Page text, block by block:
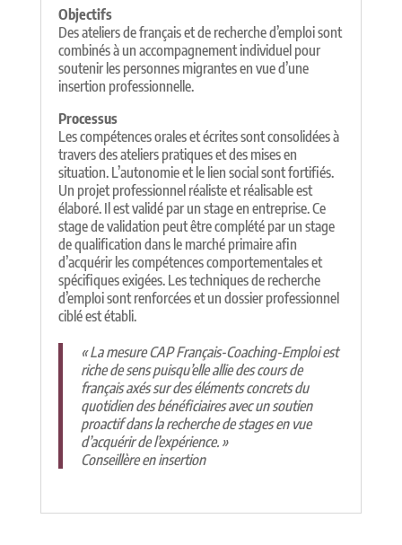
Objectifs
Des ateliers de français et de recherche d’emploi sont
combinés à un accompagnement individuel pour
soutenir les personnes migrantes en vue d’une
insertion professionnelle.
Processus
Les compétences orales et écrites sont consolidées à
travers des ateliers pratiques et des mises en
situation. L’autonomie et le lien social sont fortifiés.
Un projet professionnel réaliste et réalisable est
élaboré. Il est validé par un stage en entreprise. Ce
stage de validation peut être complété par un stage
de qualification dans le marché primaire afin
d’acquérir les compétences comportementales et
spécifiques exigées. Les techniques de recherche
d’emploi sont renforcées et un dossier professionnel
ciblé est établi.
« La mesure CAP Français-Coaching-Emploi est
riche de sens puisqu’elle allie des cours de
français axés sur des éléments concrets du
quotidien des bénéficiaires avec un soutien
proactif dans la recherche de stages en vue
d’acquérir de l’expérience. »
Conseillère en insertion